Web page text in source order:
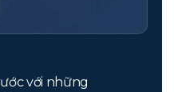
với những